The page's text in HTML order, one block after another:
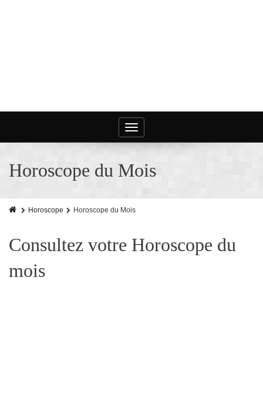
Toggle
navigation
Horoscope du Mois
Horoscope Horoscope du Mois
Consultez votre Horoscope du
mois